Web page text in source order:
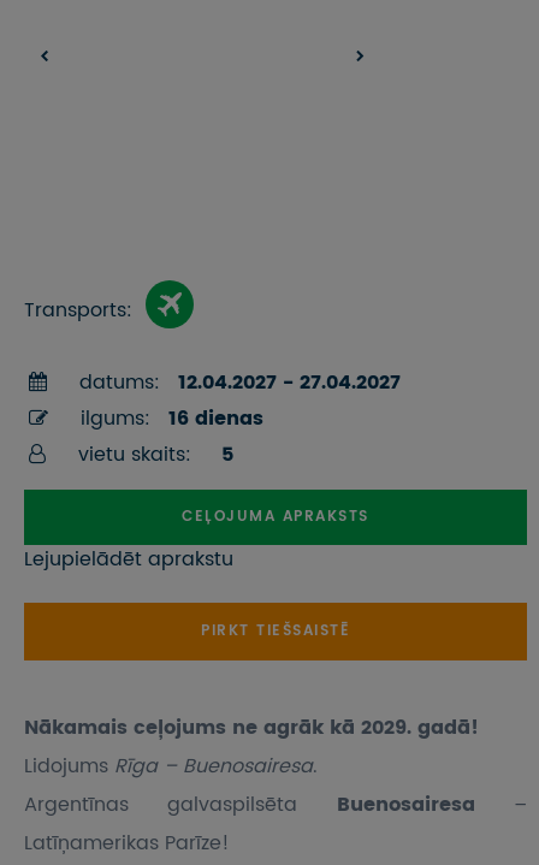
Transports:
datums:
12.04.2027 - 27.04.2027
ilgums:
16 dienas
vietu skaits:
5
CEĻOJUMA APRAKSTS
Lejupielādēt aprakstu
PIRKT TIEŠSAISTĒ
Nākamais ceļojums ne agrāk kā 2029. gadā!
Lidojums Rīga – Buenosairesa.
Argentīnas galvaspilsēta Buenosairesa –
Latīņamerikas Parīze!